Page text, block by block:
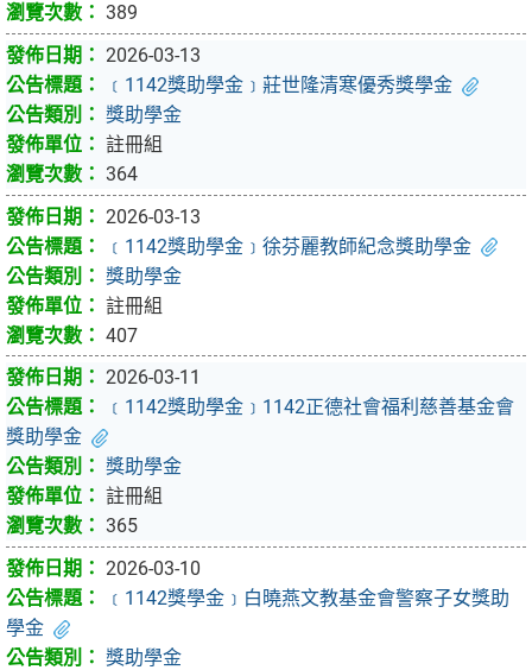
389
2026-03-13
﹝1142獎助學金﹞莊世隆清寒優秀獎學金
獎助學金
註冊組
364
2026-03-13
﹝1142獎助學金﹞徐芬麗教師紀念獎助學金
獎助學金
註冊組
407
2026-03-11
﹝1142獎助學金﹞1142正德社會福利慈善基金會
獎助學金
獎助學金
註冊組
365
2026-03-10
﹝1142獎學金﹞白曉燕文教基金會警察子女獎助
學金
獎助學金